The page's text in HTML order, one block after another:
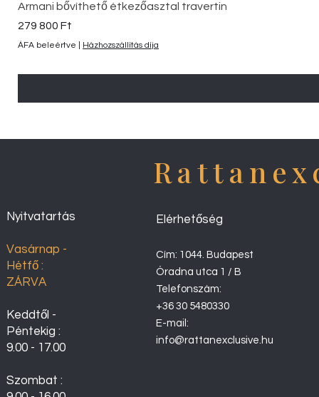
Armani bővíthető étkezőasztal travertin
Ár
279 800 Ft
ÁFA beleértve Házhozszállítás díja
Nyitvatartás
Vasárnap -
Hétfő :
ZÁRVA
Keddtől -
Péntekig :
9.00 - 17.00
Szombat :
Elérhetőség
Cím: 1044. Budapest
Óradna utca 1 / B
Telefonszám:
+36 30 5480330
E-mail:
info@rattanexclusive.hu